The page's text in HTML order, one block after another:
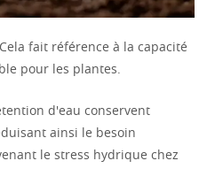
Cela fait référence à la capacité
pour les plantes.
d'eau conservent
ainsi le besoin
le stress hydrique chez